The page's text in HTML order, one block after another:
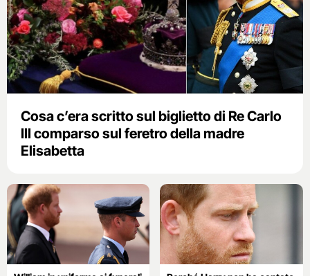
Cosa c’era scritto sul biglietto di Re Carlo
III comparso sul feretro della madre
Elisabetta